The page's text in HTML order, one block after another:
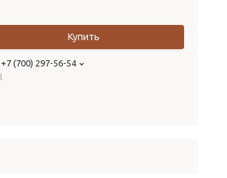
Купить
+7 (700) 297-56-54